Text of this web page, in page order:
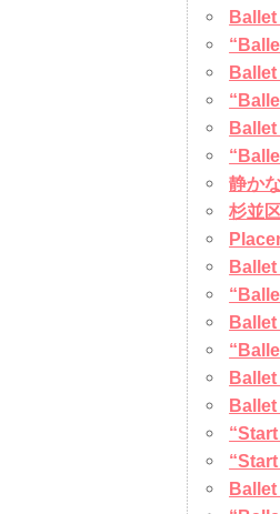
Ballet
Ballet
Ballet
静か
杉並
Ballet
Ballet
Ballet
Ballet